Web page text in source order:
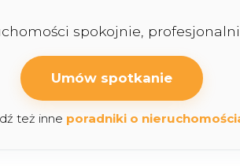
spokojnie,
Umów spotkanie
też inne poradniki o